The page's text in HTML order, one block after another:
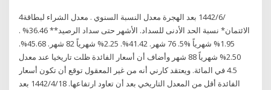
4‏‏/6‏‏/1442 بعد الهجرة معدل النسبة السنوي . معدل الشراء لبطاقة
الائتمان* نسبة الحد الأدنى للسداد. الأشهر حتى سداد الرصيد** 36.46% .
1.95% شهرياً %5. 76 شهر. 41.42%. 2.25% شهرياً 82 شهر. 45.68%.
2.50% شهرياً 88 شهر وأضاف أن أسعار الفائدة ظلت تاريخيا عند معدل
4.5 في المائة. ويعتقد كارني أنه من غير المعقول توقع أن تكون أسعار
الفائدة أقل من المعدل التاريخي بعد أن تعاود ارتفاعها. 18‏‏/4‏‏/1442 بعد